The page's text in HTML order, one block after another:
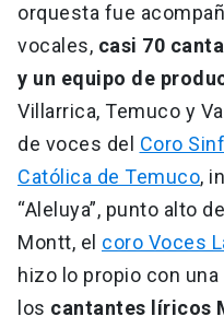
orquesta fue
vocales, casi 70
y un equipo de
Villarrica, Temuco y
de voces del Coro
Católica de Temuco,
“Aleluya”, punto alto
Montt, el coro Voces
hizo lo propio con
los cantantes líricos